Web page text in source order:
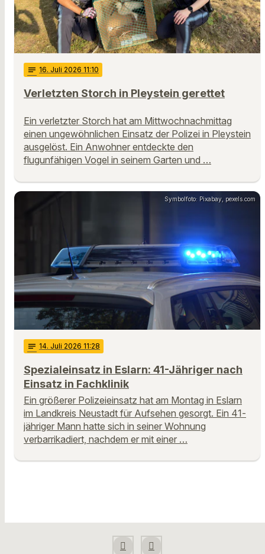
notes 16. Juli 2026 11:10
Verletzten Storch in Pleystein gerettet
Ein verletzter Storch hat am Mittwochnachmittag
einen ungewöhnlichen Einsatz der Polizei in Pleystein
ausgelöst. Ein Anwohner entdeckte den
flugunfähigen Vogel in seinem Garten und …
Symbolfoto: Pixabay, pexels.com
notes 14. Juli 2026 11:28
Spezialeinsatz in Eslarn: 41-Jähriger nach
Einsatz in Fachklinik
Ein größerer Polizeieinsatz hat am Montag in Eslarn
im Landkreis Neustadt für Aufsehen gesorgt. Ein 41-
jähriger Mann hatte sich in seiner Wohnung
verbarrikadiert, nachdem er mit einer …